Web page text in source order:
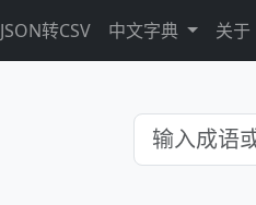
JSON转CSV 中文字典 关于